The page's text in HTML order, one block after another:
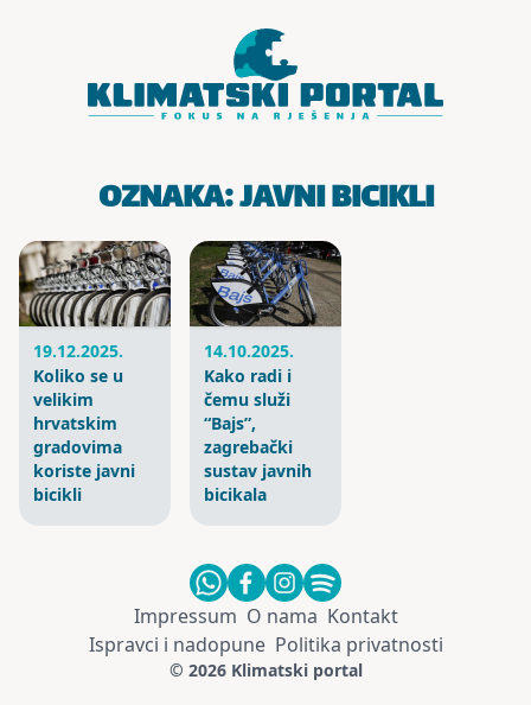
OZNAKA:JAVNI BICIKLI
19.12.2025.
Koliko se u
velikim
hrvatskim
gradovima
koriste javni
bicikli
14.10.2025.
Kako radi i
čemu služi
“Bajs”,
zagrebački
sustav javnih
bicikala
Impressum O nama Kontakt
Ispravci i nadopune Politika privatnosti
© 2026 Klimatski portal